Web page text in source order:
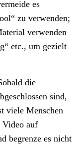
es
zu verwenden;
verwenden
etc., um gezielt
die
sind,
viele Menschen
Video auf
begrenze es nicht